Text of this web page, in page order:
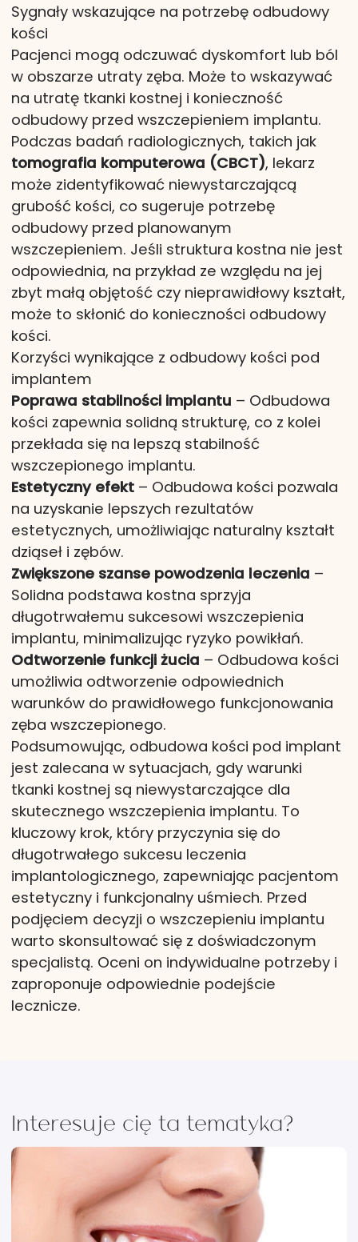
Sygnały wskazujące na potrzebę odbudowy
kości
Pacjenci mogą odczuwać dyskomfort lub ból
w obszarze utraty zęba. Może to wskazywać
na utratę tkanki kostnej i konieczność
odbudowy przed wszczepieniem implantu.
Podczas badań radiologicznych, takich jak
tomografia komputerowa (CBCT), lekarz
może zidentyfikować niewystarczającą
grubość kości, co sugeruje potrzebę
odbudowy przed planowanym
wszczepieniem. Jeśli struktura kostna nie jest
odpowiednia, na przykład ze względu na jej
zbyt małą objętość czy nieprawidłowy kształt,
może to skłonić do konieczności odbudowy
kości.
Korzyści wynikające z odbudowy kości pod
implantem
Poprawa stabilności implantu – Odbudowa
kości zapewnia solidną strukturę, co z kolei
przekłada się na lepszą stabilność
wszczepionego implantu.
Estetyczny efekt– Odbudowa kości pozwala
na uzyskanie lepszych rezultatów
estetycznych, umożliwiając naturalny kształt
dziąseł i zębów.
Zwiększone szanse powodzenia leczenia –
Solidna podstawa kostna sprzyja
długotrwałemu sukcesowi wszczepienia
implantu, minimalizując ryzyko powikłań.
Odtworzenie funkcji żucia – Odbudowa kości
umożliwia odtworzenie odpowiednich
warunków do prawidłowego funkcjonowania
zęba wszczepionego.
Podsumowując, odbudowa kości pod implant
jest zalecana w sytuacjach, gdy warunki
tkanki kostnej są niewystarczające dla
skutecznego wszczepienia implantu. To
kluczowy krok, który przyczynia się do
długotrwałego sukcesu leczenia
implantologicznego, zapewniając pacjentom
estetyczny i funkcjonalny uśmiech. Przed
podjęciem decyzji o wszczepieniu implantu
warto skonsultować się z doświadczonym
specjalistą. Oceni on indywidualne potrzeby i
zaproponuje odpowiednie podejście
lecznicze.
Interesuje cię ta tematyka?